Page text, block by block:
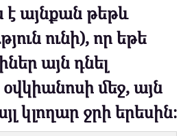
է այնքան թեթև
ունի), որ եթե
այն դնել
մեջ, այն
կլողար ջրի երեսին։